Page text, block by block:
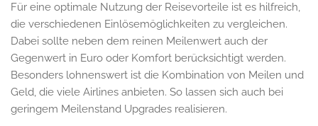
Für eine optimale Nutzung der Reisevorteile ist es hilfreich,
die verschiedenen Einlösemöglichkeiten zu vergleichen.
Dabei sollte neben dem reinen Meilenwert auch der
Gegenwert in Euro oder Komfort berücksichtigt werden.
Besonders lohnenswert ist die Kombination von Meilen und
Geld, die viele Airlines anbieten. So lassen sich auch bei
geringem Meilenstand Upgrades realisieren.